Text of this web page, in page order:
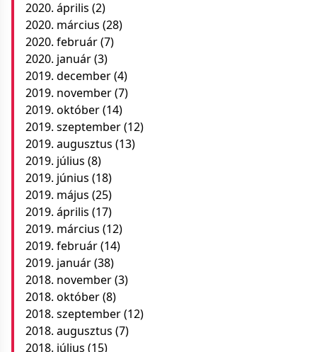
2020. április (2)
2020. március (28)
2020. február(7)
2020. január(3)
2019. december(4)
2019. november(7)
2019. október(14)
2019. szeptember(12)
2019. augusztus (13)
2019. július (8)
2019. június (18)
2019. május (25)
2019. április (17)
2019. március (12)
2019. február(14)
2019. január(38)
2018. november(3)
2018. október(8)
2018. szeptember(12)
2018. augusztus (7)
2018. július (15)